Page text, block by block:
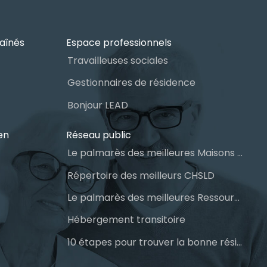
Espace professionnels
Travailleuses sociales
Gestionnaires de résidence
Bonjour LEAD
Réseau public
Le palmarès des meilleures Maisons des aînés du Québec
Répertoire des meilleurs CHSLD
Le palmarès des meilleures Ressources Intermédiaires (RI)
Hébergement transitoire
10 étapes pour trouver la bonne résidence pour personnes âgées